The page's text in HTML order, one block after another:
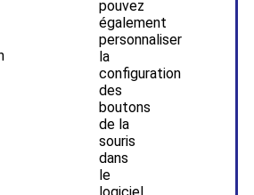
pouvez
également
personnaliser
la
configuration
des
boutons
de la
souris
dans
le